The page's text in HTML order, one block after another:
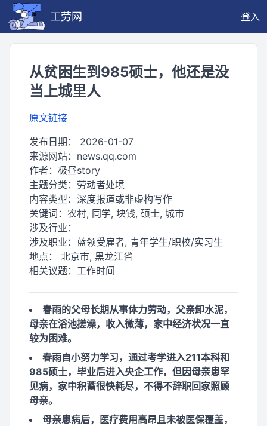
工劳网 登入
从贫困生到985硕士，他还是没
当上城里人
原文链接
发布日期： 2026-01-07
来源网站： news.qq.com
作者： 极昼story
主题分类： 劳动者处境
内容类型： 深度报道或非虚构写作
关键词： 农村, 同学, 块钱, 硕士, 城市
涉及行业：
涉及职业： 蓝领受雇者, 青年学生/职校/实习生
地点： 北京市, 黑龙江省
相关议题： 工作时间
春雨的父母长期从事体力劳动，父亲卸水泥，
母亲在浴池搓澡，收入微薄，家中经济状况一直
较为困难。
春雨自小努力学习，通过考学进入211本科和
985硕士，毕业后进入央企工作，但因母亲患罕
见病，家中积蓄很快耗尽，不得不辞职回家照顾
母亲。
母亲患病后，医疗费用高昂且未被医保覆盖，